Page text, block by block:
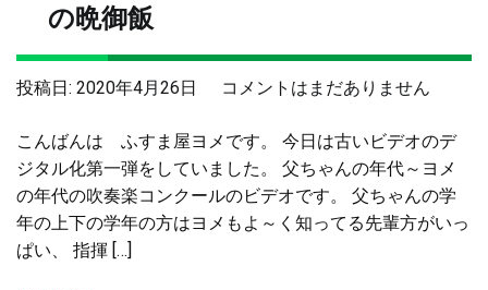
の晩御飯
投稿日: 2020年4月26日
高
時
代
の
映
コメントはまだありません
こんばんは ふすま屋ヨメです。 今日は古いビデオのデ
ジタル化第一弾をしていました。 父ちゃんの年代～ヨメ
の年代の吹奏楽コンクールのビデオです。 父ちゃんの学
年の上下の学年の方はヨメもよ～く知ってる先輩方がいっ
ぱい、 指揮 […]